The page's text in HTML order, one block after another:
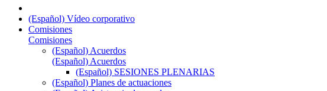
(Español) Vídeo corporativo
Comisiones
Comisiones
(Español) Acuerdos
(Español) Acuerdos
(Español) SESIONES PLENARIAS
(Español) Planes de actuaciones